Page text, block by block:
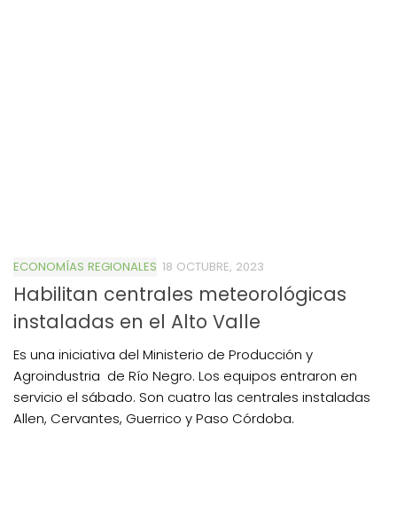
ECONOMÍAS REGIONALES 18 OCTUBRE, 2023
Habilitan centrales meteorológicas
instaladas en el Alto Valle
Es una iniciativa del Ministerio de Producción y
Agroindustria de Río Negro. Los equipos entraron en
servicio el sábado. Son cuatro las centrales instaladas
Allen, Cervantes, Guerrico y Paso Córdoba.